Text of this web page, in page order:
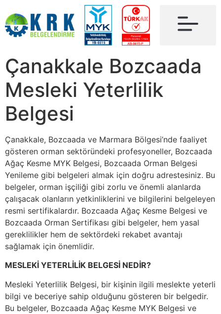
Çanakkale Bozcaada
Mesleki Yeterlilik
Belgesi
Çanakkale, Bozcaada ve Marmara Bölgesi’nde faaliyet
gösteren orman sektöründeki profesyoneller, Bozcaada
Ağaç Kesme MYK Belgesi, Bozcaada Orman Belgesi
Yenileme gibi belgeleri almak için doğru adrestesiniz. Bu
belgeler, orman işçiliği gibi zorlu ve önemli alanlarda
çalışacak olanların yetkinliklerini ve bilgilerini belgeleyen
resmi sertifikalardır. Bozcaada Ağaç Kesme Belgesi ve
Bozcaada Orman Sertifikası gibi belgeler, hem yasal
gereklilikler hem de sektördeki rekabet avantajı
sağlamak için önemlidir.
MESLEKİ YETERLİLİK BELGESİ NEDİR?
Mesleki Yeterlilik Belgesi, bir kişinin ilgili meslekte yeterli
bilgi ve beceriye sahip olduğunu gösteren bir belgedir.
Bu belgeler, Bozcaada Ağaç Kesme MYK Belgesi ve